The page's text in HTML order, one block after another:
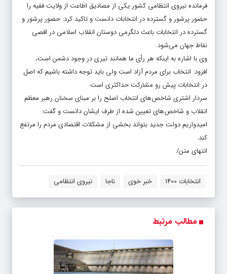
فرمانده نیروی انتظامی کشور یکی از مصادیق اطاعت از ولایت فقیه را
حضور پرشور و گسترده در انتخابات دانست و تاکید کرد: حضور پرشور و
گسترده در انتخابات باعث دلگرمی دوستان انقلاب اسلامی در اقصی
نقاط جهان می‌شود.
وی با اشاره به اینکه هر رأی ما همانند تیری در وجود دشمن است،
افزود: انتخاب برای مردم آزاد است ولی باید توجه داشته باشیم که اصل
در انتخابات پیش رو مشارکت حداکثری است.
سردار اشتری شاخص‌های انتخاب اصلح را بر مبنای سخنان رهبر معظم
انقلاب و شاخص‌های تعیین شده از طرف ایشان دانست و گفت:
امیدواریم دولت جدید بتواند بخشی از مشکلات اقتصادی مردم را مرتفع
کند.
انتهای متن/
انتخابات 1400 خبر خوی ناجا نیروی انتظامی
مطالب مرتبط